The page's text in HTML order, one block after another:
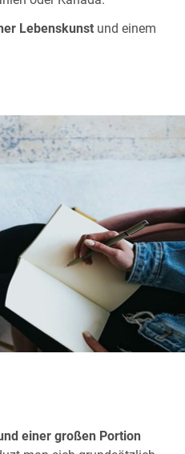
Lebenskunst und einem
einer großen Portion